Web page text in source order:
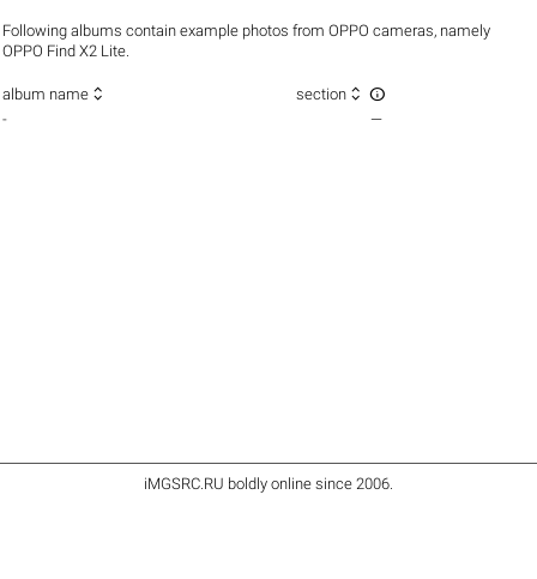
Following albums contain example photos from OPPO cameras, namely
OPPO Find X2 Lite.
album name  section  
- —
iMGSRC.RU boldly online since 2006